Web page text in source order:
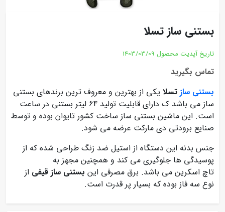
بستنی ساز تسلا
تاریخ آپدیت محصول 1403/03/09
تماس بگیرید
بستنی ساز تسلا یکی از بهترین و معروف ترین برندهای بستنی
ساز می باشد ک دارای قابلیت تولید 64 لیتر بستنی در ساعت
است. این ماشین بستنی ساز ساخت کشور تایوان بوده و توسط
صنایع برودتی دی مارکت عرضه می شود.
جنس بدنه این دستگاه از استیل ضد زنگ طراحی شده که از
پوسیدگی ها جلوگیری می کند و همچنین مجهز به
تاچ اسکرین می باشد. برق مصرفی این بستنی ساز قیفی از
نوع سه فاز بوده که بسیار پر قدرت است.